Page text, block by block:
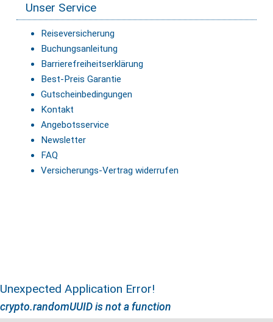
Unser Service
Reiseversicherung
Buchungsanleitung
Barrierefreiheitserklärung
Best-Preis Garantie
Gutscheinbedingungen
Kontakt
Angebotsservice
Newsletter
FAQ
Versicherungs-Vertrag widerrufen
Unexpected Application Error!
crypto.randomUUID is not a function